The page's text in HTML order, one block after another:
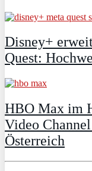
Disney+
Quest:
HBO Max im
Video
Österreich